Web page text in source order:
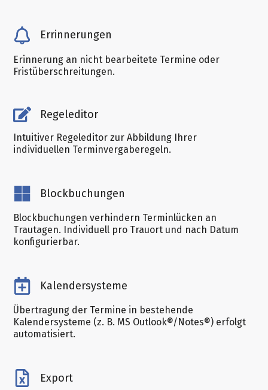
Errinnerungen
Erinnerung an nicht bearbeitete Termine oder
Fristüberschreitungen.
Regeleditor
Intuitiver Regeleditor zur Abbildung Ihrer
individuellen Terminvergaberegeln.
Blockbuchungen
Blockbuchungen verhindern Terminlücken an
Trautagen. Individuell pro Trauort und nach Datum
konfigurierbar.
Kalendersysteme
Übertragung der Termine in bestehende
Kalendersysteme (z. B. MS Outlook®/Notes®) erfolgt
automatisiert.
Export